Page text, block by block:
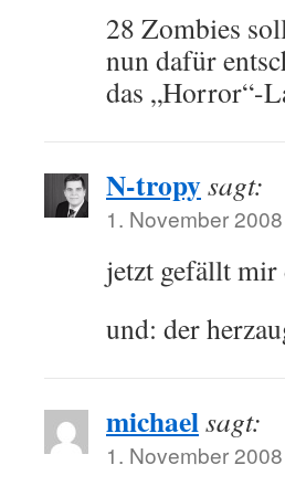
28 Zombies
nun dafür
das „Horror“-
N-tropysagt:
1. November
jetzt gefällt mir
und: der
michaelsagt:
1. November